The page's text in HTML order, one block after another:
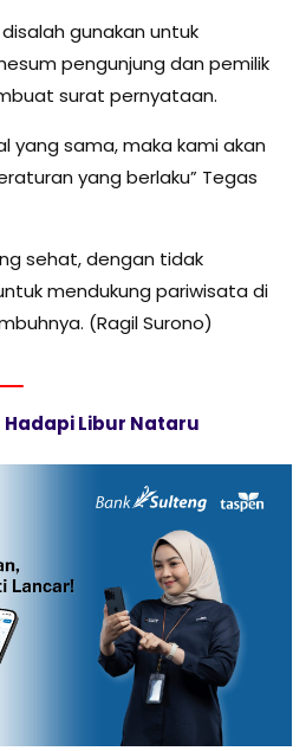
gunakan untuk
pengunjung dan pemilik
surat pernyataan.
yang sama, maka kami akan
yang berlaku” Tegas
sehat, dengan tidak
mendukung pariwisata di
(Ragil Surono)
Libur Nataru